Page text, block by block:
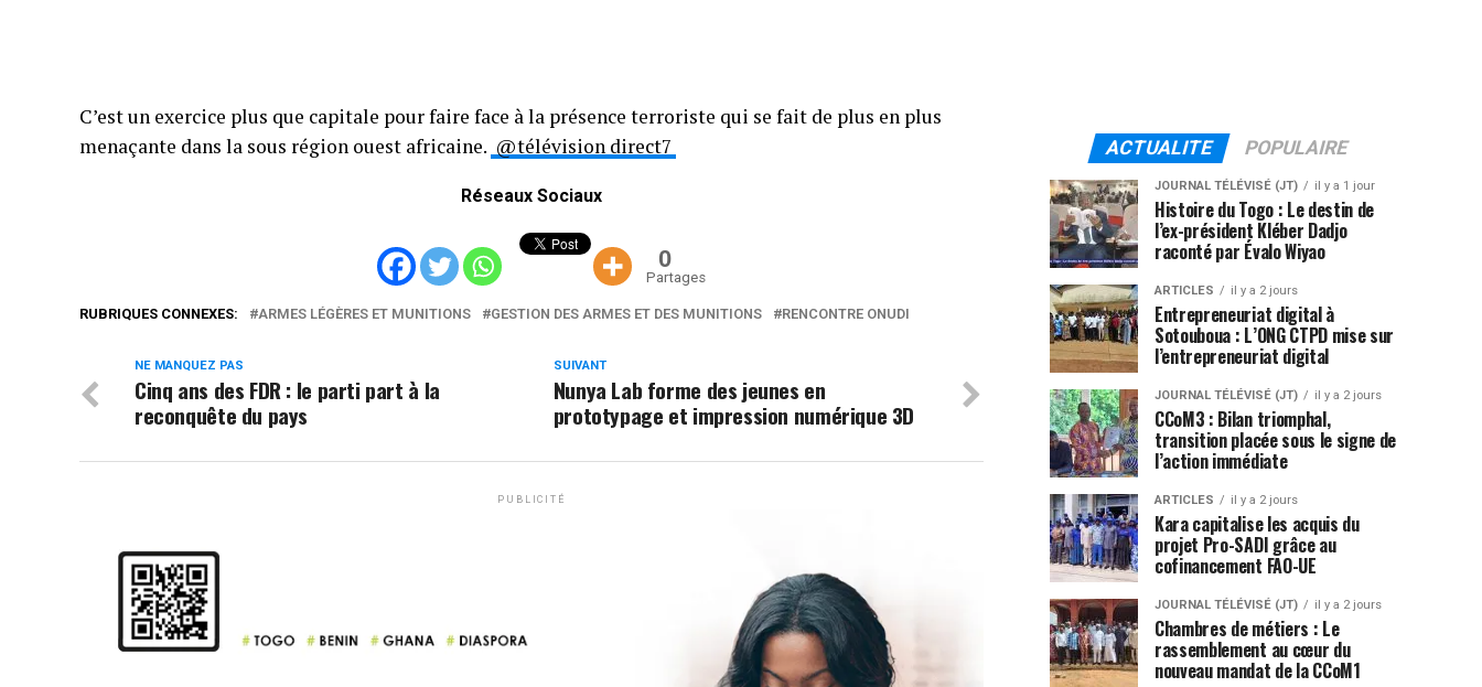
C’est un exercice plus que capitale pour faire face à la présence terroriste qui se fait de plus en plus
menaçante dans la sous région ouest africaine. @télévision direct7
Réseaux Sociaux
0
Partages
RUBRIQUES CONNEXES: ARMES LÉGÈRES ET MUNITIONS GESTION DES ARMES ET DES MUNITIONS RENCONTRE ONUDI
SUIVANT
Nunya Lab forme des jeunes en
prototypage et impression numérique 3D
NE MANQUEZ PAS
Cinq ans des FDR : le parti part à la
reconquête du pays
PUBLICITÉ
ACTUALITE POPULAIRE
JOURNAL TÉLÉVISÉ (JT) il y a 1 jour
Histoire du Togo : Le destin de
l’ex-président Kléber Dadjo
raconté par Évalo Wiyao
ARTICLES il y a 2 jours
Entrepreneuriat digital à
Sotouboua : L’ONG CTPD mise sur
l’entrepreneuriat digital
JOURNAL TÉLÉVISÉ (JT) il y a 2 jours
CCoM3 : Bilan triomphal,
transition placée sous le signe de
l’action immédiate
ARTICLES il y a 2 jours
Kara capitalise les acquis du
projet Pro-SADI grâce au
cofinancement FAO-UE
JOURNAL TÉLÉVISÉ (JT) il y a 2 jours
Chambres de métiers : Le
rassemblement au cœur du
nouveau mandat de la CCoM1